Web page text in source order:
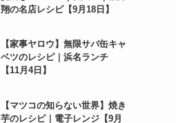
翔の名店レシピ【9月18日】
【家事ヤロウ】無限サバ缶キャ
ベツのレシピ｜浜名ランチ
【11月4日】
【マツコの知らない世界】焼き
芋のレシピ｜電子レンジ【9月